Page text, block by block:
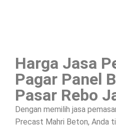
Harga Jasa
Pagar Panel
Pasar Rebo
Dengan memilih jasa
Precast Mahri Beton, Anda